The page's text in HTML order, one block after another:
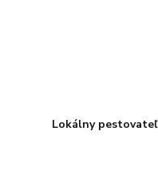
Lokálny pestovateľ